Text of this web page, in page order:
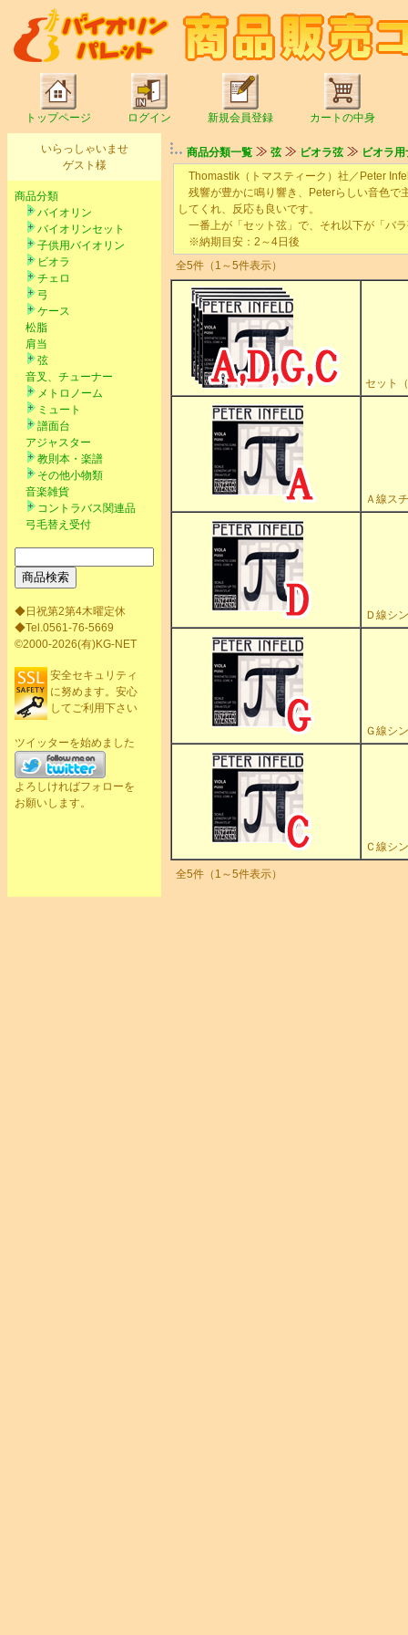
トップページ ログイン 新規会員登録 カートの中身
いらっしゃいませ
ゲスト様
商品分類
バイオリン
バイオリンセット
子供用バイオリン
ビオラ
チェロ
弓
ケース
松脂
肩当
弦
音叉、チューナー
メトロノーム
ミュート
譜面台
アジャスター
教則本・楽譜
その他小物類
音楽雑貨
コントラバス関連品
弓毛替え受付
◆日祝第2第4木曜定休
◆Tel.0561-76-5669
©2000-2026(有)KG-NET
安全セキュリティ
に努めます。安心
してご利用下さい
ツイッターを始めました
よろしければフォローを
お願いします。
商品分類一覧 弦 ビオラ弦
ビオラ
Thomastik（トマスティーク）社／Peter
残響が豊かに鳴り響き、Peterらしい音色で
してくれ、反応も良いです。
一番上が「セット弦」で、それ以下が「バ
※納期目安：2～4日後
全5件（1～5件表示）
セット
Ａ線ス
Ｄ線シ
Ｇ線シ
Ｃ線シ
全5件（1～5件表示）